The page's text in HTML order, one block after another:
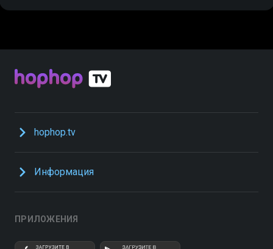
hophop.tv
Информация
ПРИЛОЖЕНИЯ